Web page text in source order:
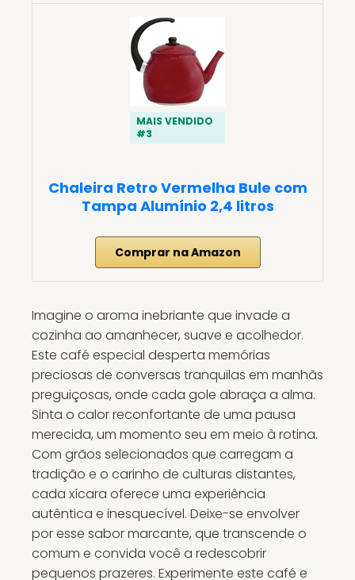
MAIS VENDIDO
#3
Chaleira Retro Vermelha Bule com
Tampa Alumínio 2,4 litros
Comprar na Amazon
Imagine o aroma inebriante que invade a
cozinha ao amanhecer, suave e acolhedor.
Este café especial desperta memórias
preciosas de conversas tranquilas em manhãs
preguiçosas, onde cada gole abraça a alma.
Sinta o calor reconfortante de uma pausa
merecida, um momento seu em meio à rotina.
Com grãos selecionados que carregam a
tradição e o carinho de culturas distantes,
cada xícara oferece uma experiência
autêntica e inesquecível. Deixe-se envolver
por esse sabor marcante, que transcende o
comum e convida você a redescobrir
pequenos prazeres. Experimente este café e